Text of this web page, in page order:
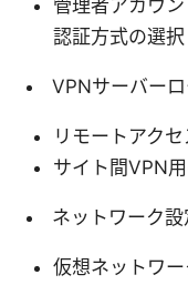
管理者アカウ
認証方式の選択
VPNサーバー
リモートアク
サイト間VPN
ネットワーク設
仮想ネットワ